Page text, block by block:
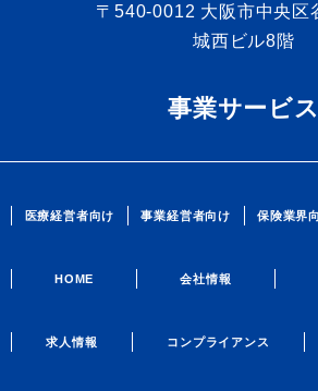
〒540-0012 大阪市中央区
城西ビル8階
事業サービス
医療経営者向け 事業経営者向け 保険業界
HOME 会社情報
求人情報 コンプライアンス